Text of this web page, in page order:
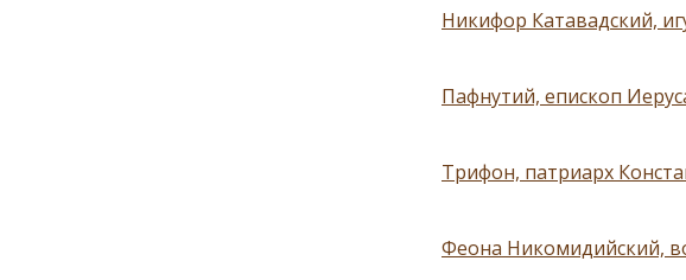
Никифор Катавадский,
Пафнутий, епископ
Трифон, патриарх
Феона Никомидийский,